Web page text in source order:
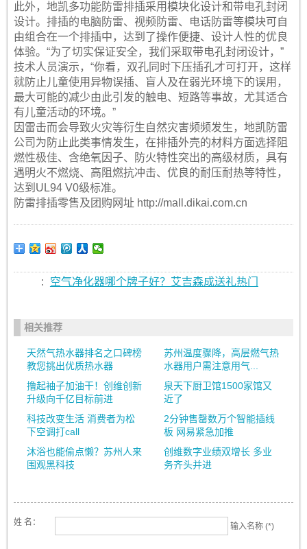
此外，地凯多功能防雷排插采用模块化设计和带电孔封闭
设计。排插的电脑防雷、视频防雷、电话防雷等模块可自
由组合在一个排插中，达到了操作便捷、设计人性的优良
体验。“为了切实保证安全，我们采取带电孔封闭设计，”
技术人员演示，“你看，双孔同时下压插孔才可打开，这样
就防止儿童使用异物误插、盲人及在弱光环境下的误用，
最大可能的减少由此引发的触电、短路等事故，尤其适合
有儿童活动的环境。”
因雷击而会导致火灾等衍生自然灾害频频发生，地凯防雷
公司为防止此类事情发生，在排插外壳的材料方面选择阻
燃性极佳、含绝氧因子、防火特性突出的高级材质，具有
遇明火不燃烧、高阻燃抗冲击、优良的耐压耐热等特性，
达到UL94 V0级标准。
防雷排插零售及团购网址 http://mall.dikai.com.cn
: 空气净化器哪个牌子好？艾吉森成送礼热门
相关推荐
天然气热水器排名之口碑榜
教您挑出优质热水器
苏州温度骤降，高层燃气热
水器用户需注意用气...
撸起袖子加油干！创维创新
升级向千亿目标前进
泉天下厨卫馆1500家馆又
近了
科技改变生活 消费者为松
下空调打call
2分钟售罄数万个智能插线
板 网易紧急加推
沐浴也能偷点懒？苏州人来
围观黑科技
创维数字业绩双增长 多业
务齐头并进
姓 名： 输入名称 (*)